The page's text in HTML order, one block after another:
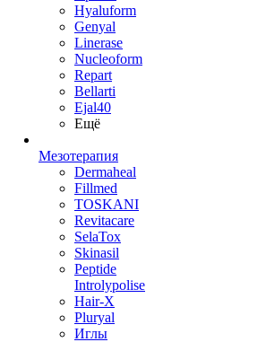
Hyaluform
Genyal
Linerase
Nucleoform
Repart
Bellarti
Ejal40
Ещё
Мезотерапия
Dermaheal
Fillmed
TOSKANI
Revitacare
SelaTox
Skinasil
Peptide
Introlypolise
Hair-X
Pluryal
Иглы